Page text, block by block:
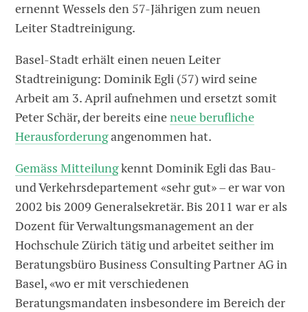
ernennt Wessels den 57-Jährigen zum neuen
Leiter Stadtreinigung.
Basel-Stadt erhält einen neuen Leiter
Stadtreinigung: Dominik Egli (57) wird seine
Arbeit am 3. April aufnehmen und ersetzt somit
Peter Schär, der bereits eineneue berufliche
Herausforderungangenommen hat.
Gemäss Mitteilungkennt Dominik Egli das Bau-
und Verkehrsdepartement «sehr gut» – er war von
2002 bis 2009 Generalsekretär. Bis 2011 war er als
Dozent für Verwaltungsmanagement an der
Hochschule Zürich tätig und arbeitet seither im
Beratungsbüro Business Consulting Partner AG in
Basel, «wo er mit verschiedenen
Beratungsmandaten insbesondere im Bereich der